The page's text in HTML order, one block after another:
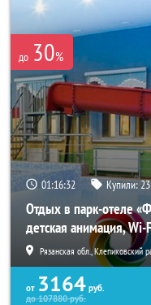
до 30%
01:16:30 Купили:23
Отдых в парк-отеле
детская анимация, Wi-
Рязанская обл., Клепиковский
от 3164 руб.
до107880руб.